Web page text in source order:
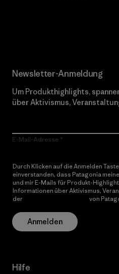
Newsletter-Anmeldung
Um Produkthighlights,
über Aktivismus,
E-Mail-Adresse
Durch Klicken auf die Anmelden
einverstanden, dass Patagonia
und mir E-Mails für Produkt-
Informationen über Aktivismus,
der
von
Anmelden
Hilfe